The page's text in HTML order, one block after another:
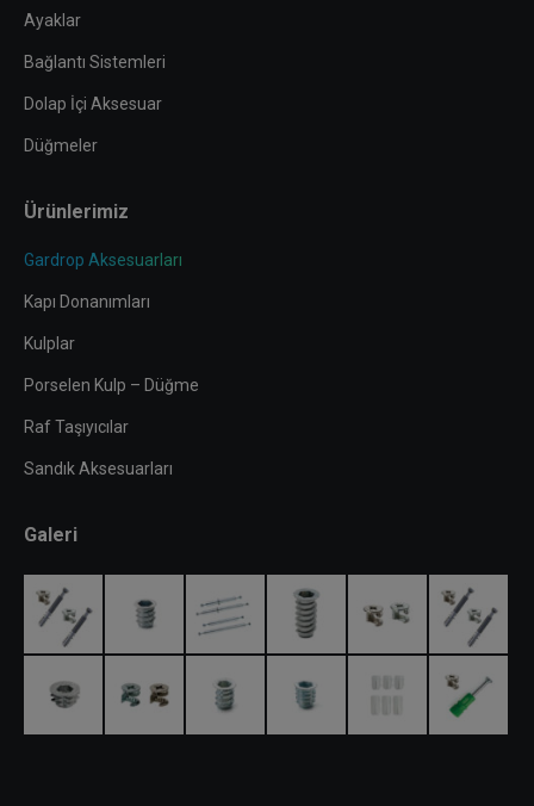
Ayaklar
Bağlantı Sistemleri
Dolap İçi Aksesuar
Düğmeler
Ürünlerimiz
Gardrop Aksesuarları
Kapı Donanımları
Kulplar
Porselen Kulp – Düğme
Raf Taşıyıcılar
Sandık Aksesuarları
Galeri